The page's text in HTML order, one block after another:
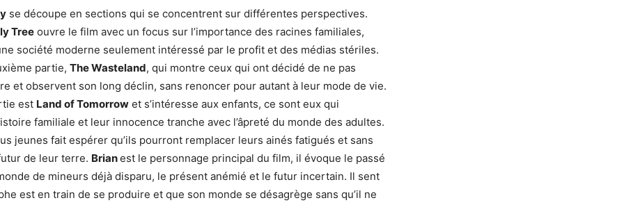
se découpe en sections qui se concentrent sur différentes perspectives.
Tree ouvre le film avec un focus sur l’importance des racines familiales,
société moderne seulement intéressé par le profit et des médias stériles.
partie, The Wasteland, qui montre ceux qui ont décidé de ne pas
et observent son long déclin, sans renoncer pour autant à leur mode de vie.
est Land of Tomorrow et s’intéresse aux enfants, ce sont eux qui
familiale et leur innocence tranche avec l’âpreté du monde des adultes.
jeunes fait espérer qu’ils pourront remplacer leurs ainés fatigués et sans
de leur terre. Brianest le personnage principal du film, il évoque le passé
de mineurs déjà disparu, le présent anémié et le futur incertain. Il sent
est en train de se produire et que son monde se désagrège sans qu’il ne